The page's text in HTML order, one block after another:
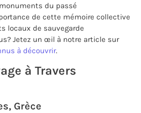
du passé
de cette mémoire collective
locaux de sauvegarde
Jetez un œil à notre article sur
à découvrir.
à Travers
Grèce